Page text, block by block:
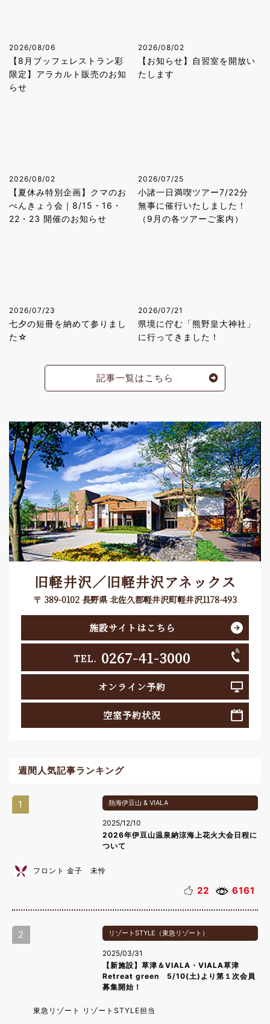
2026/08/06
【8月ブッフェレストラン彩
限定】アラカルト販売のお知
らせ
2026/08/02
【お知らせ】自習室を開放い
たします
2026/08/02
【夏休み特別企画】クマのお
べんきょう会｜8/15・16・
22・23 開催のお知らせ
2026/07/25
小諸一日満喫ツアー7/22分
無事に催行いたしました！
（9月の各ツアーご案内）
2026/07/23
七夕の短冊を納めて参りまし
た☆
2026/07/21
県境に佇む「熊野皇大神社」
に行ってきました！
記事一覧はこちら
旧軽井沢／旧軽井沢アネックス
〒 389-0102 長野県 北佐久郡軽井沢町軽井沢1178-493
施設サイトはこちら
TEL. 0267-41-3000
オンライン予約
空室予約状況
週間人気記事ランキング
1 熱海伊豆山 & VIALA
2025/12/10
2026年伊豆山温泉納涼海上花火大会日程に
ついて
フロント 金子 未怜
22 6161
2 リゾートSTYLE（東急リゾート）
2025/03/31
【新施設】草津＆VIALA・VIALA草津
Retreat green 5/10(土)より第１次会員
募集開始！
東急リゾート リゾートSTYLE担当